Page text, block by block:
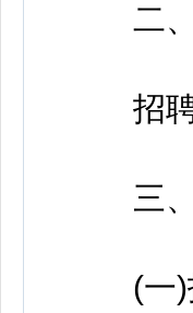
二、
招聘
三、
(一)招